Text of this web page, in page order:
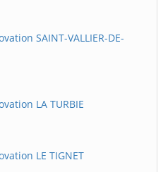
SAINT-VALLIER-DE-
LA TURBIE
LE TIGNET